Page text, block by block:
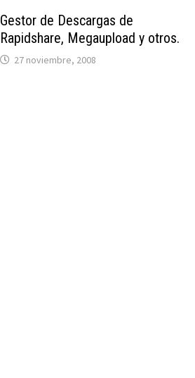
Gestor de Descargas de
Rapidshare, Megaupload y otros.
27 noviembre, 2008